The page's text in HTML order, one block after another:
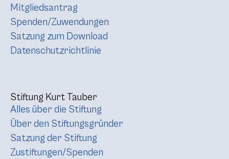
Mitgliedsantrag
Spenden/Zuwendungen
Satzung zum Download
Datenschutzrichtlinie
Stiftung Kurt Tauber
Alles über die Stiftung
Über den Stiftungsgründer
Satzung der Stiftung
Zustiftungen/Spenden